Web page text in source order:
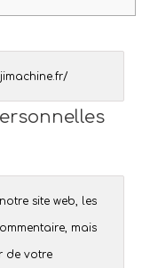
site web, les
mais
de votre